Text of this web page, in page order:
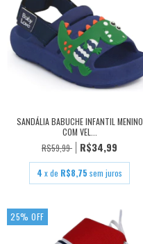
SANDÁLIA BABUCHE INFANTIL MENINO
COM VEL...
R$59,99
R$34,99
4 x de R$8,75 sem juros
25% OFF